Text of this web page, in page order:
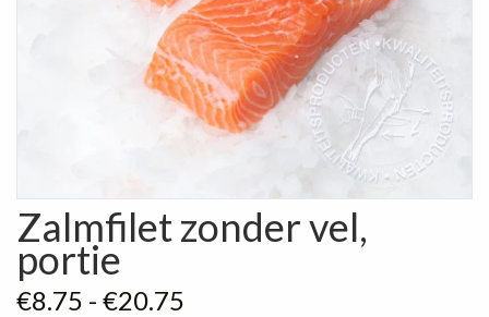
Zalmfilet zonder vel,
portie
€8.75 - €20.75